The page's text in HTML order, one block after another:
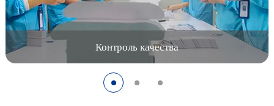
Контроль качества